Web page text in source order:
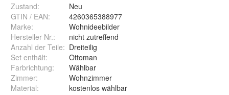
Zustand:
Neu
GTIN / EAN:
4260365388977
Marke:
Wohnideebilder
Hersteller Nr.:
nicht zutreffend
Anzahl der Teile: Dreiteilig
Set enthält:
Ottoman
Farbrichtung:
Wählbar
Zimmer:
Wohnzimmer
Material: kostenlos wählbar